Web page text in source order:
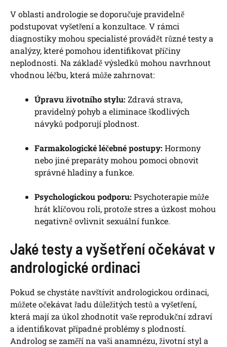
V oblasti andrologie se doporučuje pravidelně
podstupovat vyšetření a konzultace. V rámci
diagnostiky mohou specialisté provádět různé testy a
analýzy, které pomohou identifikovat příčiny
neplodnosti. Na základě výsledků mohou navrhnout
vhodnou léčbu, která může zahrnovat:
Úpravu životního stylu: Zdravá strava,
pravidelný pohyb a eliminace škodlivých
návyků podporují plodnost.
Farmakologické léčebné postupy: Hormony
nebo jiné preparáty mohou pomoci obnovit
správné hladiny a funkce.
Psychologickou podporu: Psychoterapie může
hrát klíčovou roli, protože stres a úzkost mohou
negativně ovlivnit sexuální funkce.
Jaké testy a vyšetření očekávat v
andrologické ordinaci
Pokud se chystáte navštívit andrologickou ordinaci,
můžete očekávat řadu důležitých testů a vyšetření,
která mají za úkol zhodnotit vaše reprodukční zdraví
a identifikovat případné problémy s plodností.
Androlog se zaměří na vaši anamnézu, životní styl a